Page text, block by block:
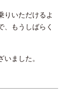
りいただけるよ
、もうしばらく
ました。